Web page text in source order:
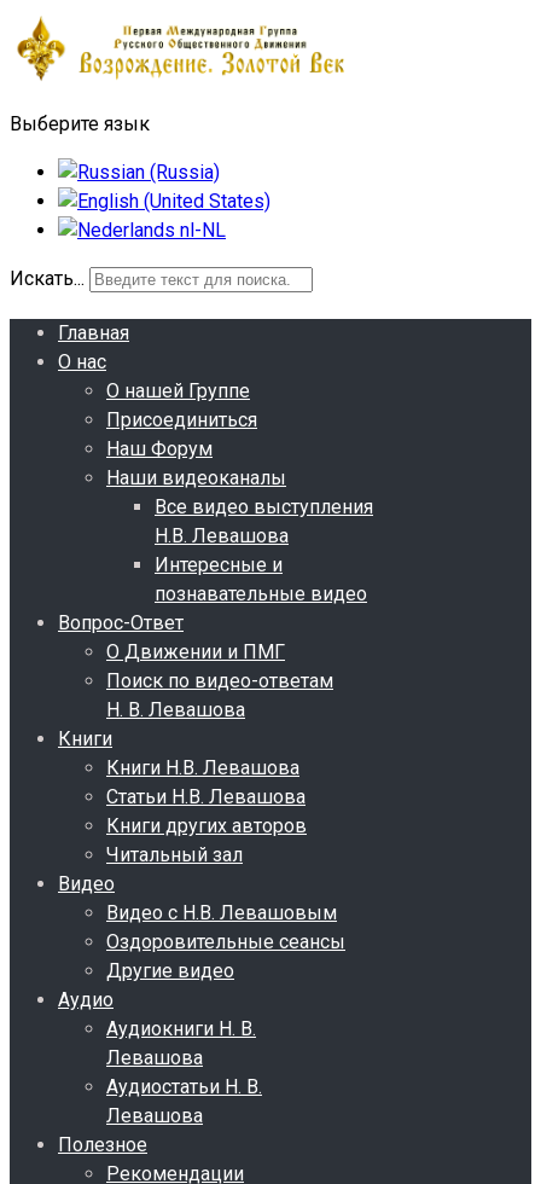
Выберите язык
Искать...
Главная
О нас
О нашей Группе
Присоединиться
Наш Форум
Наши видеоканалы
Все видео выступления
Н.В. Левашова
Интересные и
познавательные видео
Вопрос-Ответ
О Движении и ПМГ
Поиск по видео-ответам
Н. В. Левашова
Книги
Книги Н.В. Левашова
Статьи Н.В. Левашова
Книги других авторов
Читальный зал
Видео
Видео с Н.В. Левашовым
Оздоровительные сеансы
Другие видео
Аудио
Аудиокниги Н. В.
Левашова
Аудиостатьи Н. В.
Левашова
Полезное
Рекомендации